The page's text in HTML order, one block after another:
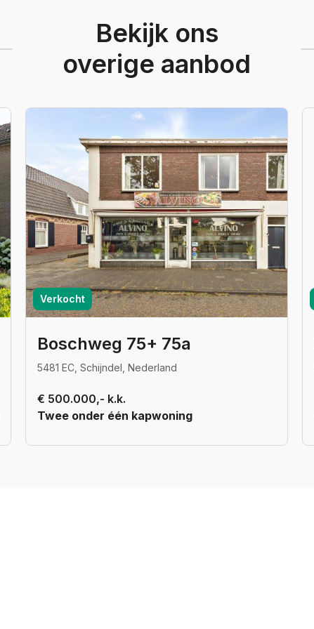
Bekijk ons
overige aanbod
Verkocht
Boschweg 75+ 75a
5481 EC, Schijndel, Nederland
€ 500.000,- k.k.
Twee onder één kapwoning